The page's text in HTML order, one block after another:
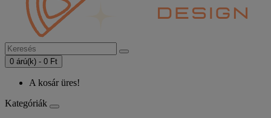
0 árú(k) - 0 Ft
A kosár üres!
Kategóriák